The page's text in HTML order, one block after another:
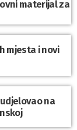
materijal za
mjesta i novi
na